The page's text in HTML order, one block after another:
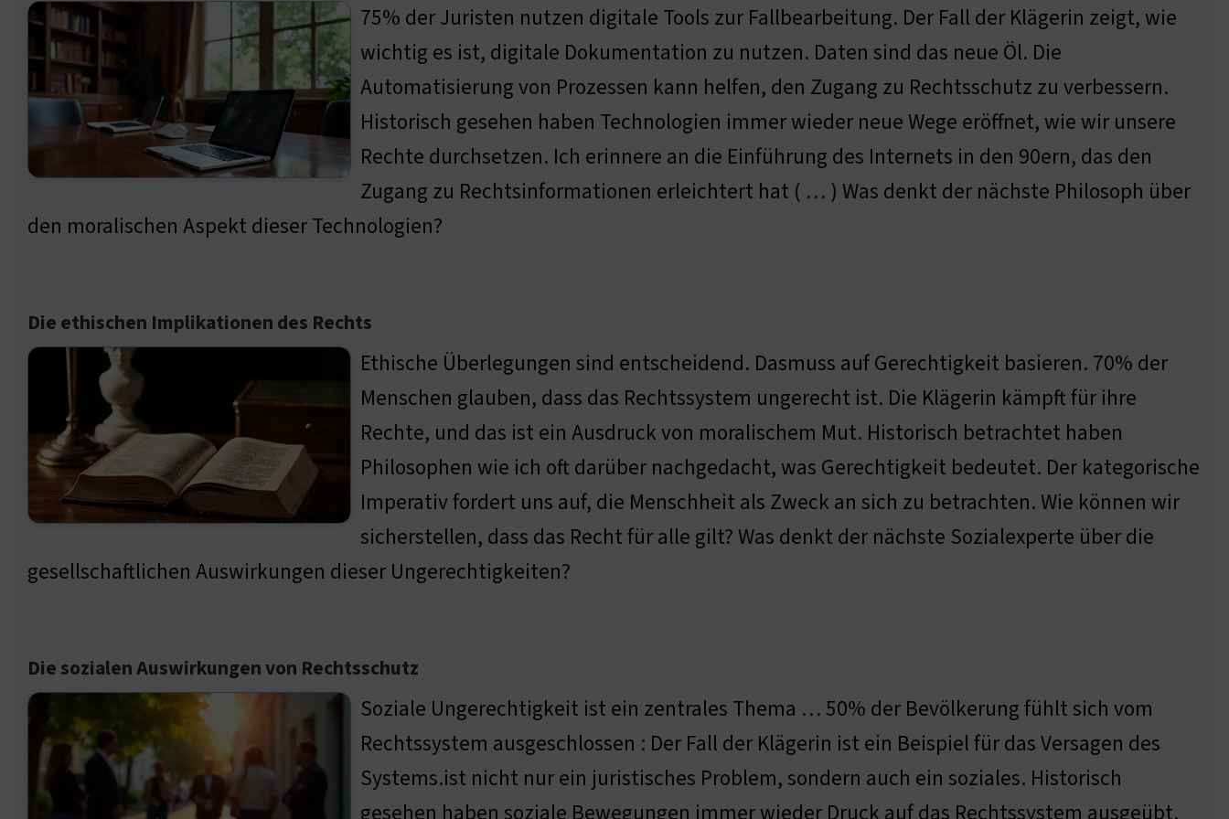
75% der Juristen nutzen digitale Tools zur Fallbearbeitung. Der Fall der Klägerin zeigt, wie
wichtig es ist, digitale Dokumentation zu nutzen. Daten sind das neue Öl. Die
Automatisierung von Prozessen kann helfen, den Zugang zu Rechtsschutz zu verbessern.
Historisch gesehen haben Technologien immer wieder neue Wege eröffnet, wie wir unsere
Rechte durchsetzen. Ich erinnere an die Einführung des Internets in den 90ern, das den
Zugang zu Rechtsinformationen erleichtert hat ( … ) Was denkt der nächste Philosoph über
den moralischen Aspekt dieser Technologien?
Die ethischen Implikationen des Rechts
Ethische Überlegungen sind entscheidend. Dasmuss auf Gerechtigkeit basieren. 70% der
Menschen glauben, dass das Rechtssystem ungerecht ist. Die Klägerin kämpft für ihre
Rechte, und das ist ein Ausdruck von moralischem Mut. Historisch betrachtet haben
Philosophen wie ich oft darüber nachgedacht, was Gerechtigkeit bedeutet. Der kategorische
Imperativ fordert uns auf, die Menschheit als Zweck an sich zu betrachten. Wie können wir
sicherstellen, dass das Recht für alle gilt? Was denkt der nächste Sozialexperte über die
gesellschaftlichen Auswirkungen dieser Ungerechtigkeiten?
Die sozialen Auswirkungen von Rechtsschutz
Soziale Ungerechtigkeit ist ein zentrales Thema … 50% der Bevölkerung fühlt sich vom
Rechtssystem ausgeschlossen : Der Fall der Klägerin ist ein Beispiel für das Versagen des
Systems.ist nicht nur ein juristisches Problem, sondern auch ein soziales. Historisch